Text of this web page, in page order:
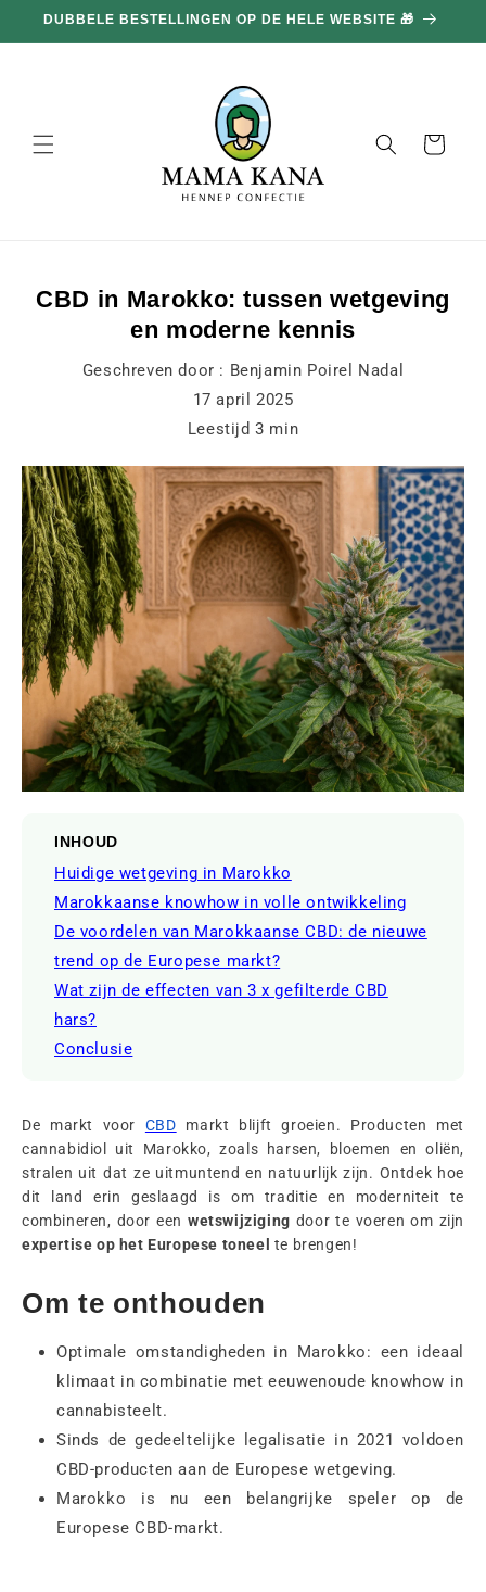
doorgaan
naar
DUBBELE BESTELLINGEN OP DE HELE WEBSITE 🎁
Mand
CBD in Marokko: tussen wetgeving
en moderne kennis
Geschreven door : Benjamin Poirel Nadal
17 april 2025
Leestijd3 min
INHOUD
Huidige wetgeving in Marokko
Marokkaanse knowhow in volle ontwikkeling
De voordelen van Marokkaanse CBD: de nieuwe
trend op de Europese markt?
Wat zijn de effecten van 3 x gefilterde CBD
hars?
Conclusie
De markt voor CBD markt blijft groeien. Producten met
cannabidiol uit Marokko, zoals harsen, bloemen en oliën,
stralen uit dat ze uitmuntend en natuurlijk zijn. Ontdek hoe
dit land erin geslaagd is om traditie en moderniteit te
combineren, door eenwetswijziging door te voeren om zijn
expertise op het Europese toneel te brengen!
Om te onthouden
Optimale omstandigheden in Marokko: een ideaal
klimaat in combinatie met eeuwenoude knowhow in
cannabisteelt.
Sinds de gedeeltelijke legalisatie in 2021 voldoen
CBD-producten aan de Europese wetgeving.
Marokko is nu een belangrijke speler op de
Europese CBD-markt.